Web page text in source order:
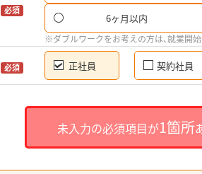
必須
6ヶ月以内
※ダブルワークをお考えの方は、就業開
必須 正社員 契約社員
未入力の必須項目が1箇所